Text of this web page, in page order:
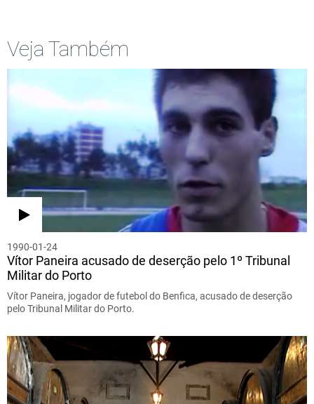
Veja Também
1990-01-24
Vítor Paneira acusado de deserção pelo 1º Tribunal
Militar do Porto
Vítor Paneira, jogador de futebol do Benfica, acusado de deserção
pelo Tribunal Militar do Porto.